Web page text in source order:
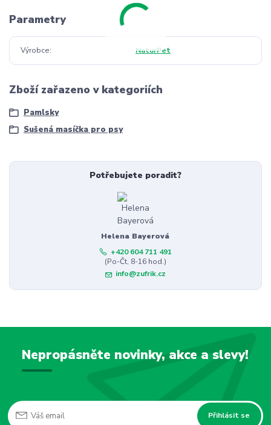
Parametry
Výrobce NaturPet
Zboží zařazeno v kategoriích
Pamlsky
Sušená masíčka pro psy
Potřebujete poradit?
Helena Bayerová
+420 604 711 491
(Po-Čt, 8-16 hod.)
info@zufrik.cz
Nepropásněte novinky, akce a slevy!
Přihlásit se